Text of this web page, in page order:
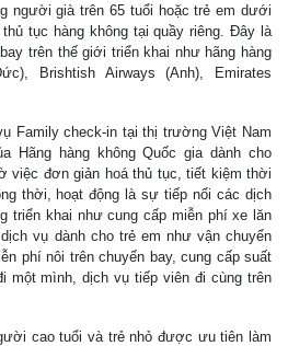
người già trên 65 tuổi hoặc trẻ em dưới
tục hàng không tại quầy riêng. Đây là
trên thế giới triển khai như hãng hàng
Brishtish Airways (Anh), Emirates
Family check-in tại thị trường Việt Nam
Hãng hàng không Quốc gia dành cho
việc đơn giản hoá thủ tục, tiết kiệm thời
thời, hoạt động là sự tiếp nối các dịch
triển khai như cung cấp miễn phí xe lăn
vụ dành cho trẻ em như vận chuyển
phí nôi trên chuyến bay, cung cấp suất
một mình, dịch vụ tiếp viên đi cùng trên
cao tuổi và trẻ nhỏ được ưu tiên làm